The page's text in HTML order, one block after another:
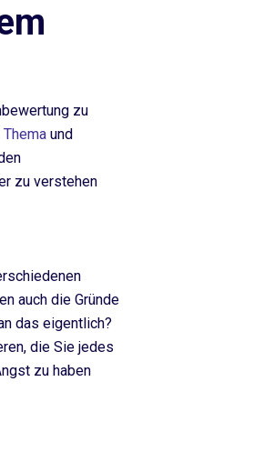
zu
Themaund
zu verstehen
auch die Gründe
das eigentlich?
die Sie jedes
zu haben